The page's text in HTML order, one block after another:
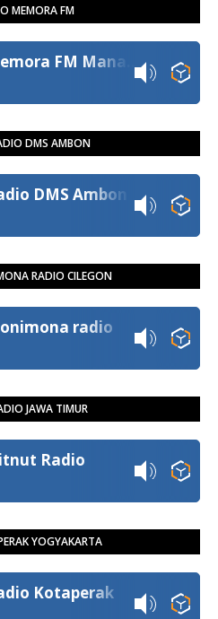
MEMORA FM
DMS AMBON
DMS Ambon
RADIO CILEGON
radio
JAWA TIMUR
Radio
YOGYAKARTA
Kotaperak